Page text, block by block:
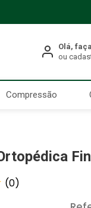
Compressão
(0)